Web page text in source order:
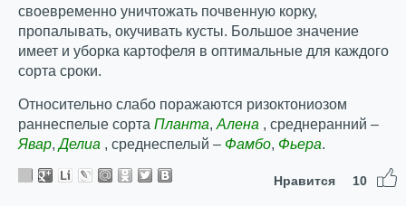
своевременно уничтожать почвенную корку,
пропалывать, окучивать кусты. Большое значение
имеет и уборка картофеля в оптимальные для каждого
сорта сроки.
Относительно слабо поражаются ризоктониозом
раннеспелые сорта Планта, Алена , среднеранний –
Явар,Делиа , среднеспелый – Фамбо, Фьера.
Нравится 10